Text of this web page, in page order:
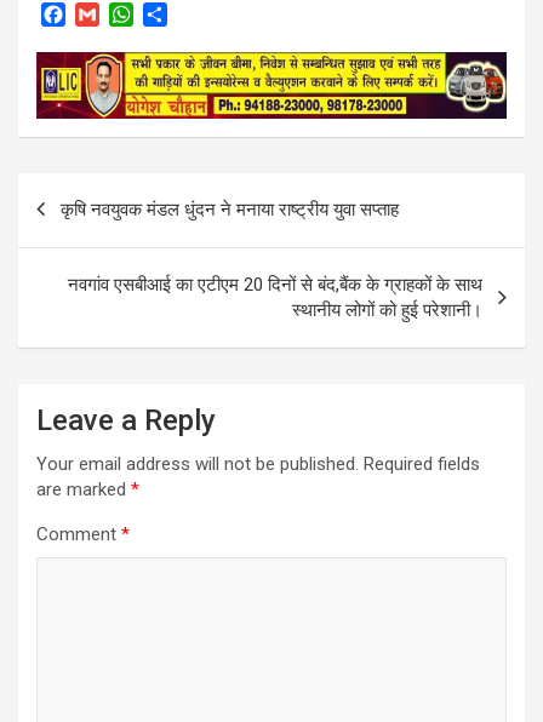
c
e
b
o
a
i
l
W
a
t
s
A
a
r
e
navigation
कृषि नवयुवक मंडल धुंदन ने मनाया राष्ट्रीय युवा सप्ताह
नवगांव एसबीआई का एटीएम 20 दिनों से बंद,बैंक के ग्राहकों के साथ
स्थानीय लोगों को हुई परेशानी।
Leave a Reply
Your email address will not be published. Required fields
are marked *
Comment *